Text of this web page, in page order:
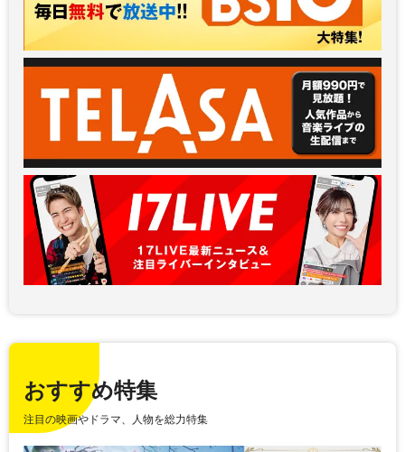
おすすめ特集
注目の映画やドラマ、人物を総力特集